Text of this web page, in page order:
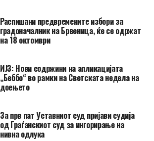
Распишани предвремените избори за
градоначалник на Брвеница, ќе се одржат
на 18 октомври
ИЈЗ: Нови содржини на апликацијата
„Беббо“ во рамки на Светската недела на
доењето
За прв пат Уставниот суд пријави судија
од Граѓанскиот суд за ингорирање на
нивна одлука